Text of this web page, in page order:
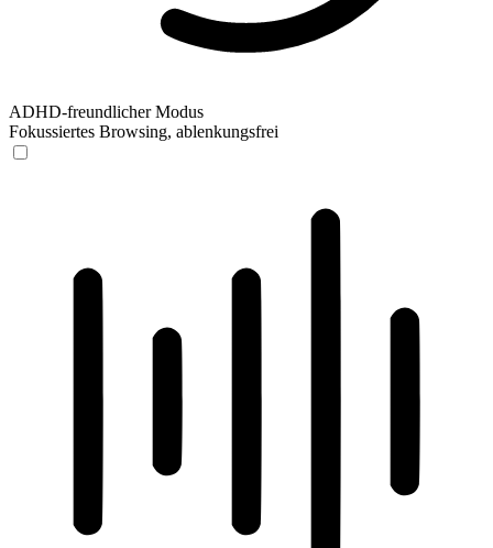
ADHD-freundlicher Modus
Fokussiertes Browsing, ablenkungsfrei